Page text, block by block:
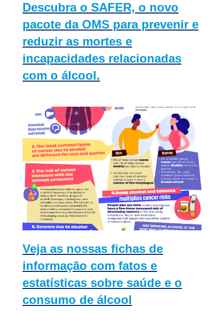
Descubra o SAFER, o novo
pacote da OMS para prevenir e
reduzir as mortes e
incapacidades relacionadas
com o álcool.
Veja as nossas fichas de
informação com fatos e
estatísticas sobre saúde e o
consumo de álcool